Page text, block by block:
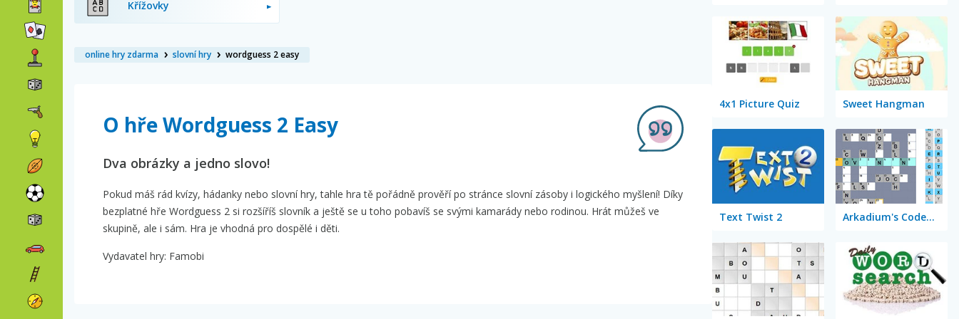
Křížovky
online hry zdarma slovní hry wordguess 2 easy
O hře Wordguess 2 Easy
Dva obrázky a jedno slovo!
Pokud máš rád kvízy, hádanky nebo slovní hry, tahle hra tě pořádně prověří po stránce slovní zásoby i logického myšlení! Díky
bezplatné hře Wordguess 2 si rozšíříš slovník a ještě se u toho pobavíš se svými kamarády nebo rodinou. Hrát můžeš ve
skupině, ale i sám. Hra je vhodná pro dospělé i děti.
Vydavatel hry: Famobi
4x1 Picture Quiz Sweet Hangman
Text Twist 2 Arkadium's Codeword